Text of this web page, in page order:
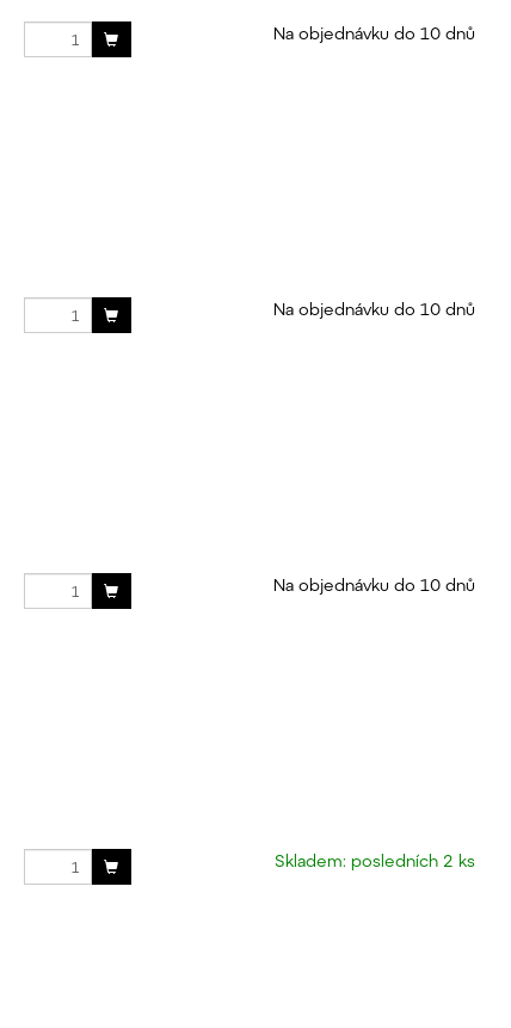
Na objednávku do 10 dnů
Na objednávku do 10 dnů
Na objednávku do 10 dnů
Skladem: posledních 2 ks